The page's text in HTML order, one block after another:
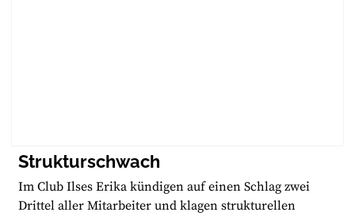
Strukturschwach
Im Club Ilses Erika kündigen auf einen Schlag zwei
Drittel aller Mitarbeiter und klagen strukturellen